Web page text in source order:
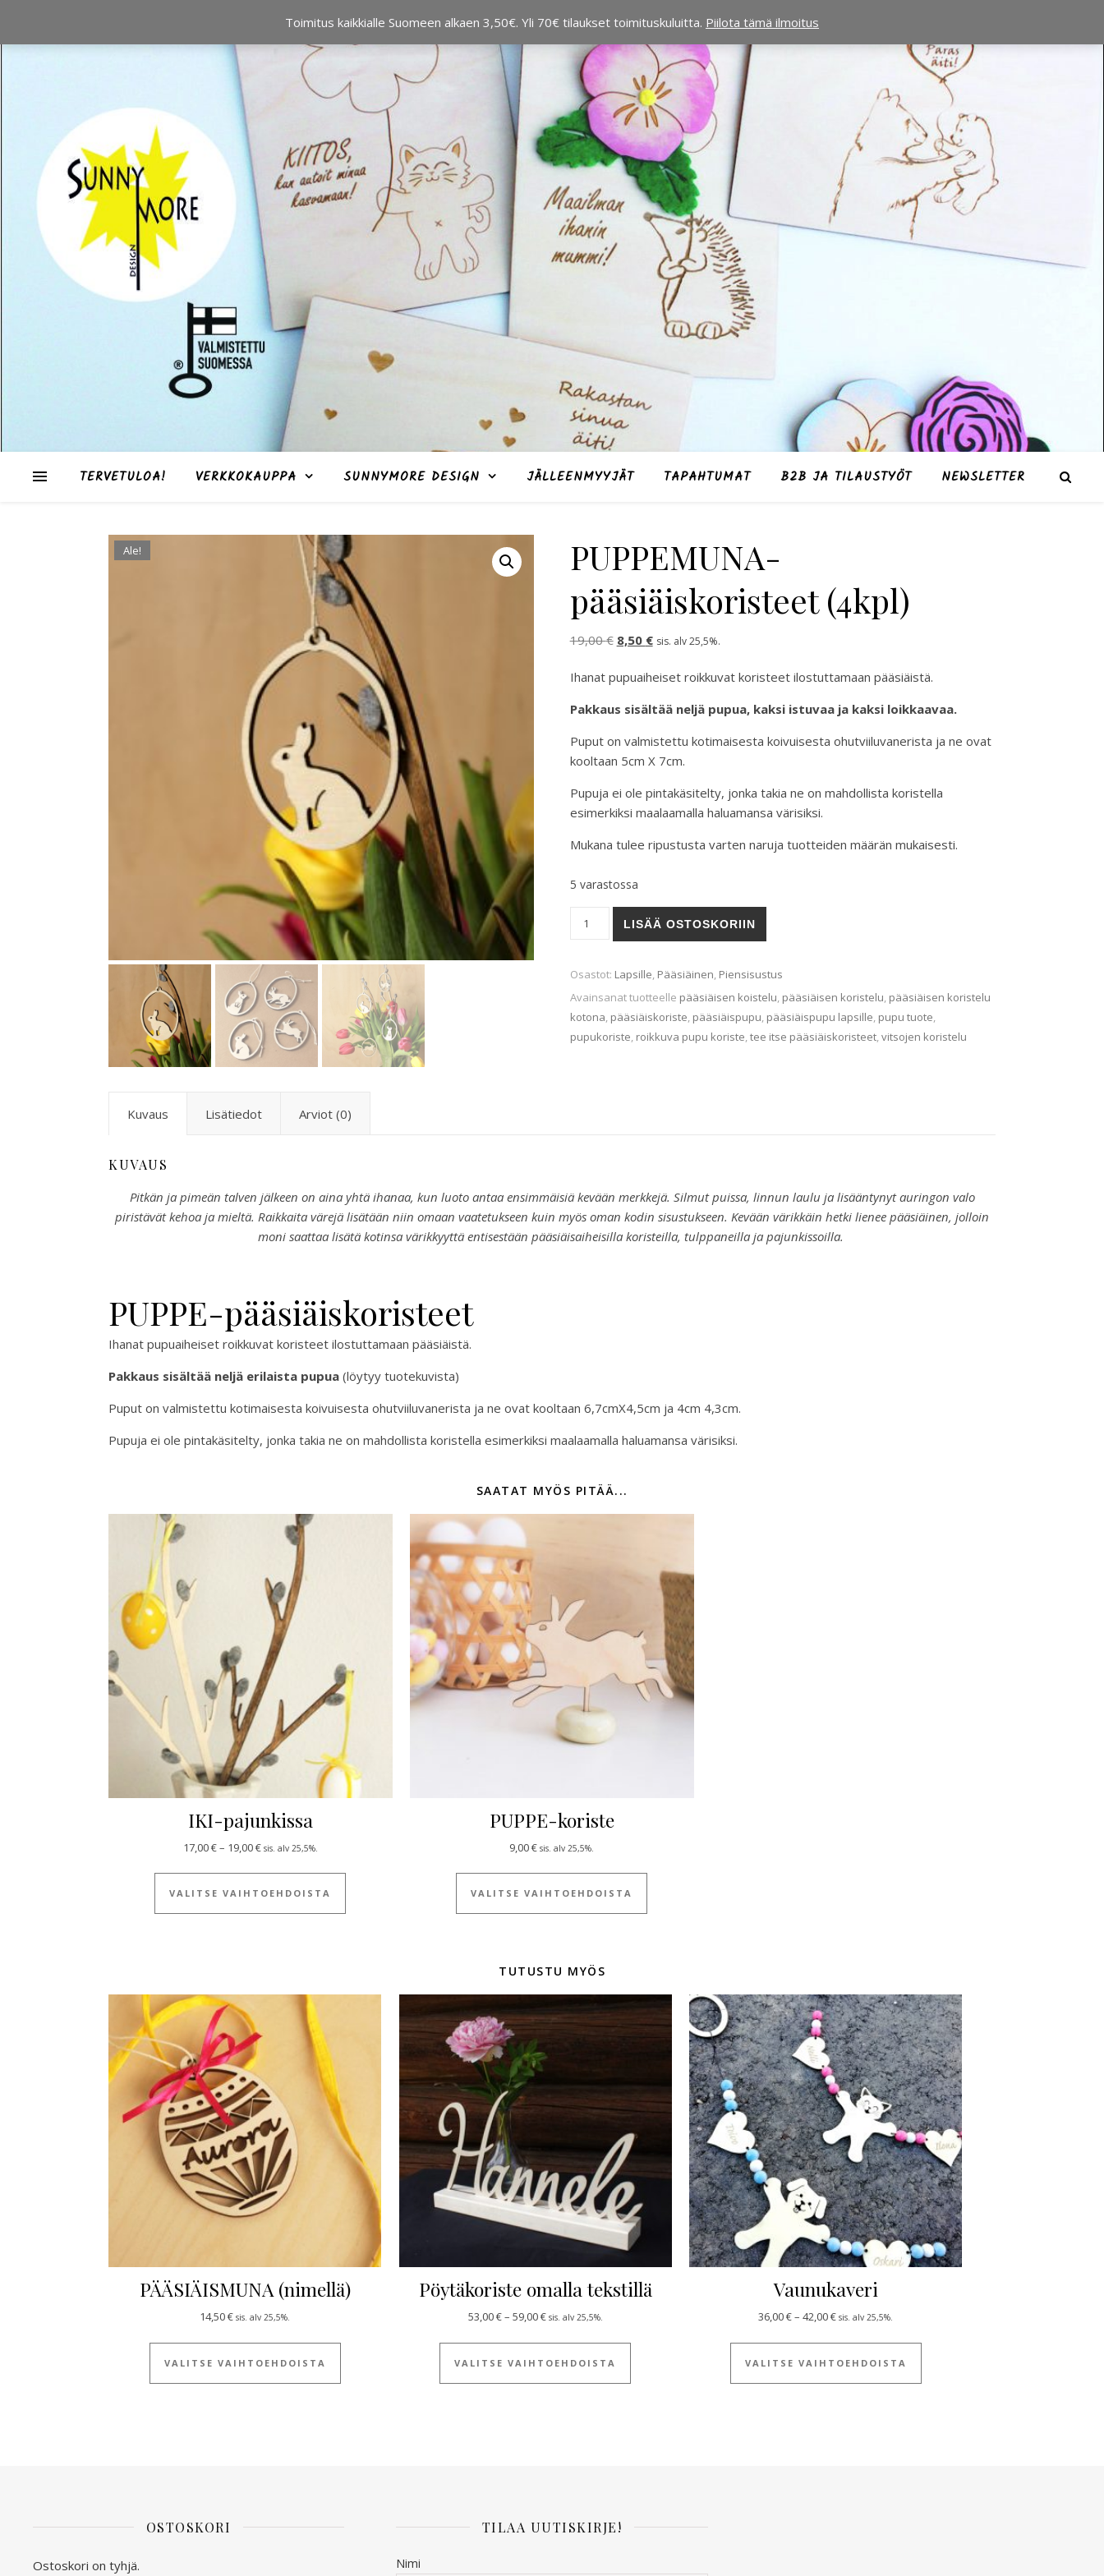
TERVETULOA! VERKKOKAUPPA SUNNYMORE DESIGN JÄLLEENMYYJÄT TAPAHTUMAT B2B JA TILAUSTYÖT NEWSLETTER
Ale!
PUPPEMUNA-
pääsiäiskoristeet (4kpl)
19,00€ Alkuperäinen hinta oli: 19,00 €.
8,50 €Nykyinen hinta on: 8,50 €.
sis. alv 25,5%.
Ihanat pupuaiheiset roikkuvat koristeet ilostuttamaan pääsiäistä.
Pakkaus sisältää neljä pupua, kaksi istuvaa ja kaksi loikkaavaa.
Puput on valmistettu kotimaisesta koivuisesta ohutviiluvanerista ja ne ovat
kooltaan 5cm X 7cm.
Pupuja ei ole pintakäsitelty, jonka takia ne on mahdollista koristella
esimerkiksi maalaamalla haluamansa värisiksi.
Mukana tulee ripustusta varten naruja tuotteiden määrän mukaisesti.
5 varastossa
PUPPEMUNA-pääsiäiskoristeet (4kpl) määrä
LISÄÄ OSTOSKORIIN
Osastot: Lapsille, Pääsiäinen, Piensisustus
Avainsanat tuotteelle pääsiäisen koistelu, pääsiäisen koristelu, pääsiäisen koristelu
kotona, pääsiäiskoriste, pääsiäispupu, pääsiäispupu lapsille, pupu tuote,
pupukoriste, roikkuva pupu koriste,tee itse pääsiäiskoristeet,vitsojen koristelu
Kuvaus Lisätiedot Arviot (0)
KUVAUS
Pitkän ja pimeän talven jälkeen on aina yhtä ihanaa, kun luoto antaa ensimmäisiä kevään merkkejä. Silmut puissa, linnun laulu ja lisääntynyt auringon valo
piristävät kehoa ja mieltä. Raikkaita värejä lisätään niin omaan vaatetukseen kuin myös oman kodin sisustukseen. Kevään värikkäin hetki lienee pääsiäinen, jolloin
moni saattaa lisätä kotinsa värikkyyttä entisestään pääsiäisaiheisilla koristeilla, tulppaneilla ja pajunkissoilla.
PUPPE-pääsiäiskoristeet
Ihanat pupuaiheiset roikkuvat koristeet ilostuttamaan pääsiäistä.
Pakkaus sisältää neljä erilaista pupua (löytyy tuotekuvista)
Puput on valmistettu kotimaisesta koivuisesta ohutviiluvanerista ja ne ovat kooltaan 6,7cmX4,5cm ja 4cm 4,3cm.
Pupuja ei ole pintakäsitelty, jonka takia ne on mahdollista koristella esimerkiksi maalaamalla haluamansa värisiksi.
SAATAT MYÖS PITÄÄ...
IKI-pajunkissa
17,00€– 19,00€Hintaluokka: 17,00 € - 19,00 €
sis. alv 25,5%.
VALITSE VAIHTOEHDOISTA
Tällä tuotteella on useampi muunnelma. Voit tehdä valinnat tuotteen sivulla.
PUPPE-koriste
9,00€ sis. alv 25,5%.
VALITSE VAIHTOEHDOISTA
Tällä tuotteella on useampi muunnelma. Voit tehdä valinnat tuotteen sivulla.
TUTUSTU MYÖS
PÄÄSIÄISMUNA (nimellä)
14,50€ sis. alv 25,5%.
VALITSE VAIHTOEHDOISTA
Tällä tuotteella on useampi muunnelma. Voit tehdä valinnat tuotteen sivulla.
Pöytäkoriste omalla tekstillä
53,00€– 59,00€Hintaluokka: 53,00 € - 59,00 €
sis. alv 25,5%.
VALITSE VAIHTOEHDOISTA
Tällä tuotteella on useampi muunnelma. Voit tehdä valinnat tuotteen sivulla.
Vaunukaveri
36,00€– 42,00€Hintaluokka: 36,00 € - 42,00 €
sis. alv 25,5%.
VALITSE VAIHTOEHDOISTA
Tällä tuotteella on useampi
OSTOSKORI
Ostoskori on tyhjä.
TILAA UUTISKIRJE!
Nimi
Toimitus kaikkialle Suomeen alkaen 3,50€. Yli 70€ tilaukset toimituskuluitta. Piilota tämä ilmoitus